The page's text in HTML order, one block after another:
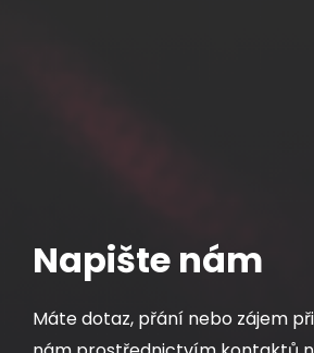
Napište nám
Máte dotaz, přání nebo zájem